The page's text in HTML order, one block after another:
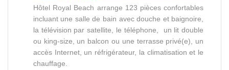
Hôtel Royal Beach arrange 123 pièces confortables
incluant une salle de bain avec douche et baignoire,
la télévision par satellite, le téléphone, un lit double
ou king-size, un balcon ou une terrasse privé(e), un
accès Internet, un réfrigérateur, la climatisation et le
chauffage.